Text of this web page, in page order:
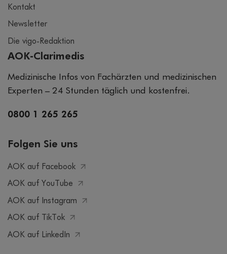
Kontakt
Newsletter
Die vigo-Redaktion
AOK-Clarimedis
Medizinische Infos von Fachärzten und medizinischen
Experten – 24 Stunden täglich und kostenfrei.
0800 1 265 265
Folgen Sie uns
AOK auf Facebook
AOK auf YouTube
AOK auf Instagram
AOK auf TikTok
AOK auf LinkedIn